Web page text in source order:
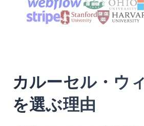
カルーセル・ウ
を選ぶ理由